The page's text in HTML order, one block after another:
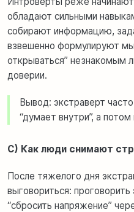
обладают сильными
собирают информацию,
взвешенно формулируют
открываться” незнакомым
доверии.
Вывод: экстраверт
“думает внутри”, а потом
C) Как люди снимают
После тяжелого дня
выговориться:
“сбросить напряжение”